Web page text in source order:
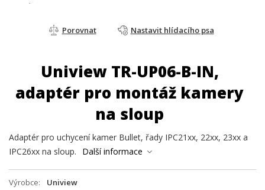
Porovnat Nastavit hlídacího psa
Uniview TR-UP06-B-IN,
adaptér pro montáž kamery
na sloup
Adaptér pro uchycení kamer Bullet, řady IPC21xx, 22xx, 23xx a
IPC26xx na sloup.
Další informace
Výrobce
Uniview